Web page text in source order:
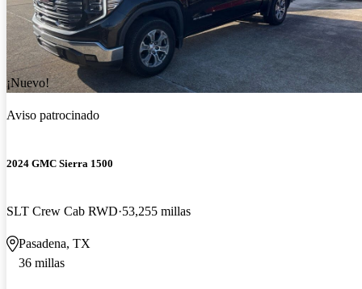
¡Nuevo!
Aviso patrocinado
2024 GMC Sierra 1500
SLT Crew Cab RWD 53,255 millas
Pasadena, TX
36 millas